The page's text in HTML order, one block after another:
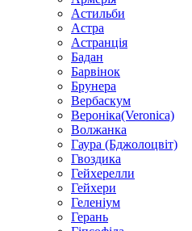
Астильби
Астра
Астранція
Бадан
Барвінок
Брунера
Вербаскум
Вероніка(Veronica)
Волжанка
Гаура (Бджолоцвіт)
Гвоздика
Гейхерелли
Гейхери
Геленіум
Герань